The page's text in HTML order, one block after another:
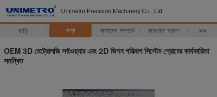
Unimetro Precision Machinery Co., Ltd
বাড়ি পণ্য আমাদের সম্পর্কে কারখানা ভ্রমণ >>
OEM 3D মেট্রোলজি সফ্টওয়্যার এবং 2D ভিশন পরিমাপ সিস্টেম প্রোবের কার্যকারিতা
সমন্বিত